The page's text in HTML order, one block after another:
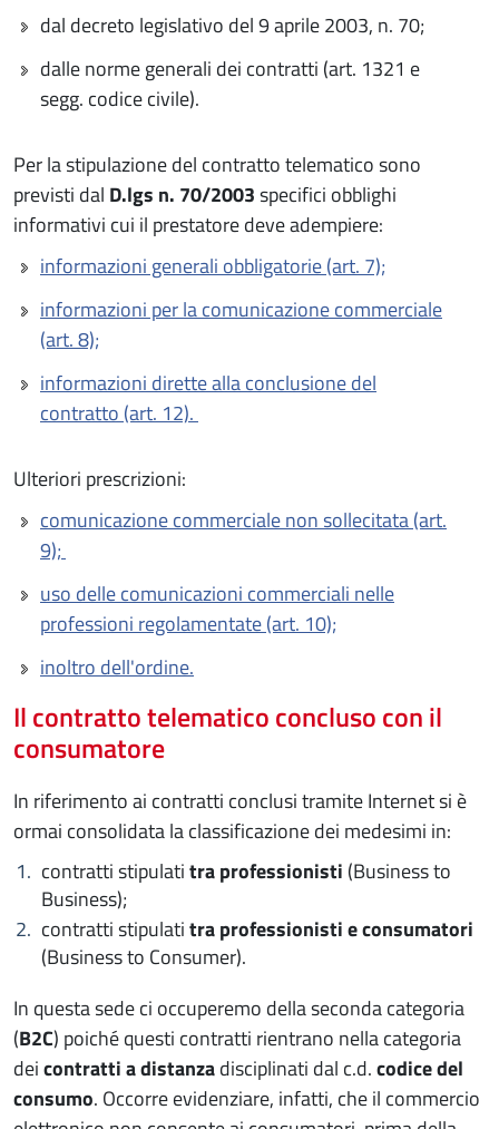
dal decreto legislativo del 9 aprile 2003, n. 70;
dalle norme generali dei contratti (art. 1321 e
segg. codice civile).
Per la stipulazione del contratto telematico sono
previsti dal D.lgs n. 70/2003specifici obblighi
informativi cui il prestatore deve adempiere:
informazioni generali obbligatorie (art. 7);
informazioni per la comunicazione commerciale
(art. 8);
informazioni dirette alla conclusione del
contratto (art. 12).
Ulteriori prescrizioni:
comunicazione commerciale non sollecitata (art.
9);
uso delle comunicazioni commerciali nelle
professioni regolamentate (art. 10);
inoltro dell'ordine.
Il contratto telematico concluso con il
consumatore
In riferimento ai contratti conclusi tramite Internet si è
ormai consolidata la classificazione dei medesimi in:
contratti stipulatitra professionisti (Business to
Business);
contratti stipulatitra professionisti e consumatori
(Business to Consumer).
In questa sede ci occuperemo della seconda categoria
(B2C) poiché questi contratti rientrano nella categoria
deicontratti a distanzadisciplinati dal c.d.codice del
consumo. Occorre evidenziare, infatti, che il commercio